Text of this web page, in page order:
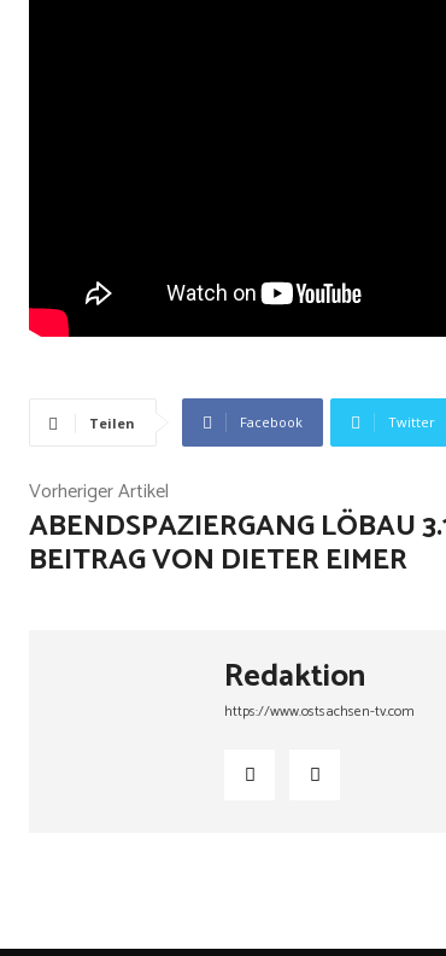
Teilen Facebook Twitter
Vorheriger Artikel
ABENDSPAZIERGANG LÖBAU
BEITRAG VON DIETER EIMER
Redaktion
https://www.ostsachsen-tv.com